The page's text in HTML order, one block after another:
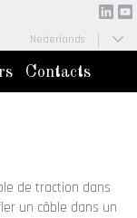
Nederlands
Français
Contacts
de traction dans
un câble dans un